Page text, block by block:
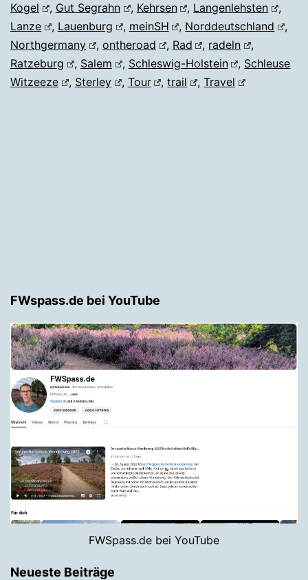
Kogel
, Gut Segrahn , Kehrsen , Langenlehsten
,
Lanze
, Lauenburg , meinSH , Norddeutschland
,
Northgermany
, ontheroad , Rad , radeln
,
Ratzeburg
, Salem , Schleswig-Holstein , Schleuse
Witzeeze
, Sterley , Tour ,trail ,Travel
FWspass.de bei YouTube
FWSpass.de bei YouTube
Neueste Beiträge